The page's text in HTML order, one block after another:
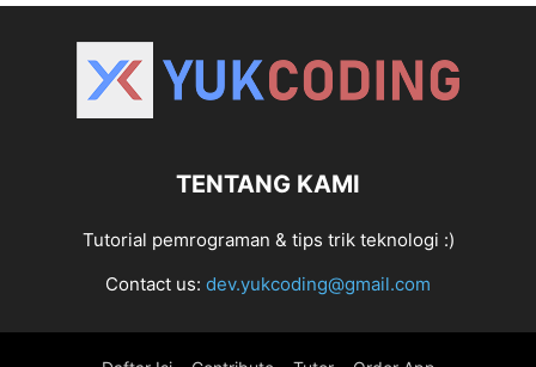
TENTANG KAMI
Tutorial pemrograman & tips trik teknologi :)
Contact us: dev.yukcoding@gmail.com